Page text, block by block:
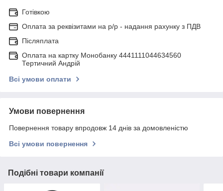
Готівкою
Оплата за реквізитами на р/р - надання рахунку з ПДВ
Післяплата
Оплата на картку Монобанку 4441111044634560
Тертичний Андрій
Всі умови оплати
Умови повернення
Повернення товару впродовж 14 днів за домовленістю
Всі умови повернення
Подібні товари компанії